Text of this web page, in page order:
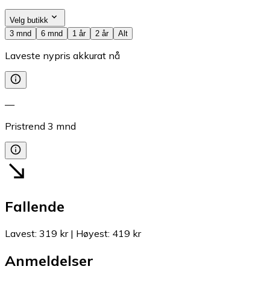
Velg butikk
3 mnd
6 mnd 1 år 2 år Alt
Laveste nypris akkurat nå
—
Pristrend 3 mnd
Fallende
Lavest: 319 kr| Høyest: 419 kr
Anmeldelser